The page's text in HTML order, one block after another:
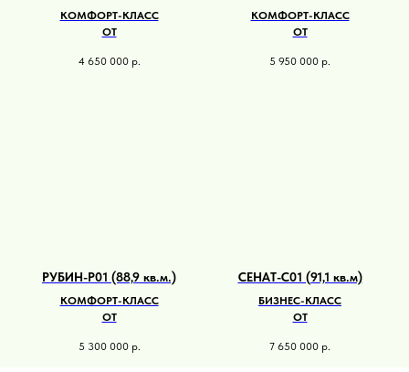
КОМФОРТ-КЛАСС
ОТ
4 650 000 р.
КОМФОРТ-КЛАСС
ОТ
5 950 000 р.
РУБИН-Р01 (88,9 кв.м.)
КОМФОРТ-КЛАСС
ОТ
5 300 000 р.
СЕНАТ-С01 (91,1 кв.м)
БИЗНЕС-КЛАСС
ОТ
7 650 000 р.